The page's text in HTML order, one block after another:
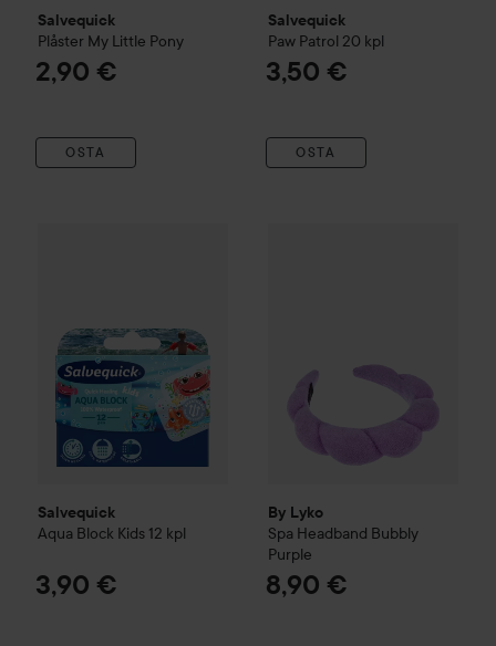
Salvequick
Plåster My Little Pony
2,90 €
OSTA
Salvequick
Paw Patrol 20 kpl
3,50 €
OSTA
Salvequick
Aqua Block Kids 12 kpl
3,90 €
By Lyko
Spa Headband Bubbly
Purple
8,90 €